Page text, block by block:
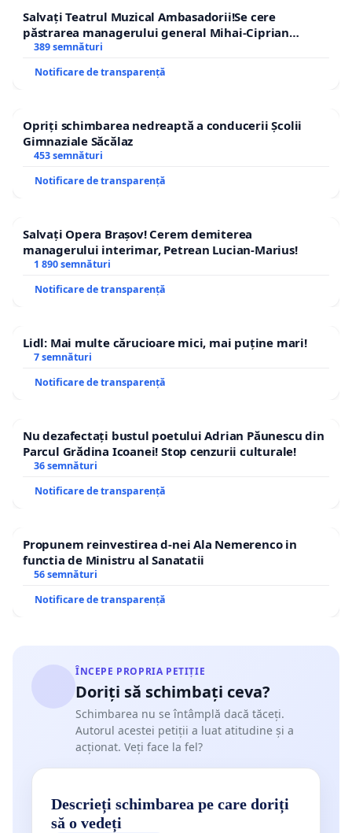
Salvați Teatrul Muzical Ambasadorii!Se cere
păstrarea managerului general Mihai-Ciprian
ROGOJAN
389 semnături
Notificare de transparență
Opriți schimbarea nedreaptă a conducerii Școlii
Gimnaziale Săcălaz
453 semnături
Notificare de transparență
Salvați Opera Brașov! Cerem demiterea
managerului interimar, Petrean Lucian-Marius!
1 890 semnături
Notificare de transparență
Lidl: Mai multe cărucioare mici, mai puține mari!
7 semnături
Notificare de transparență
Nu dezafectați bustul poetului Adrian Păunescu din
Parcul Grădina Icoanei! Stop cenzurii culturale!
36 semnături
Notificare de transparență
Propunem reinvestirea d-nei Ala Nemerenco in
functia de Ministru al Sanatatii
56 semnături
Notificare de transparență
ÎNCEPE PROPRIA PETIȚIE
Doriți să schimbați ceva?
Schimbarea nu se întâmplă dacă tăceți.
Autorul acestei petiții a luat atitudine și a
acționat. Veți face la fel?
Descrieți schimbarea pe care doriți
să o vedeți